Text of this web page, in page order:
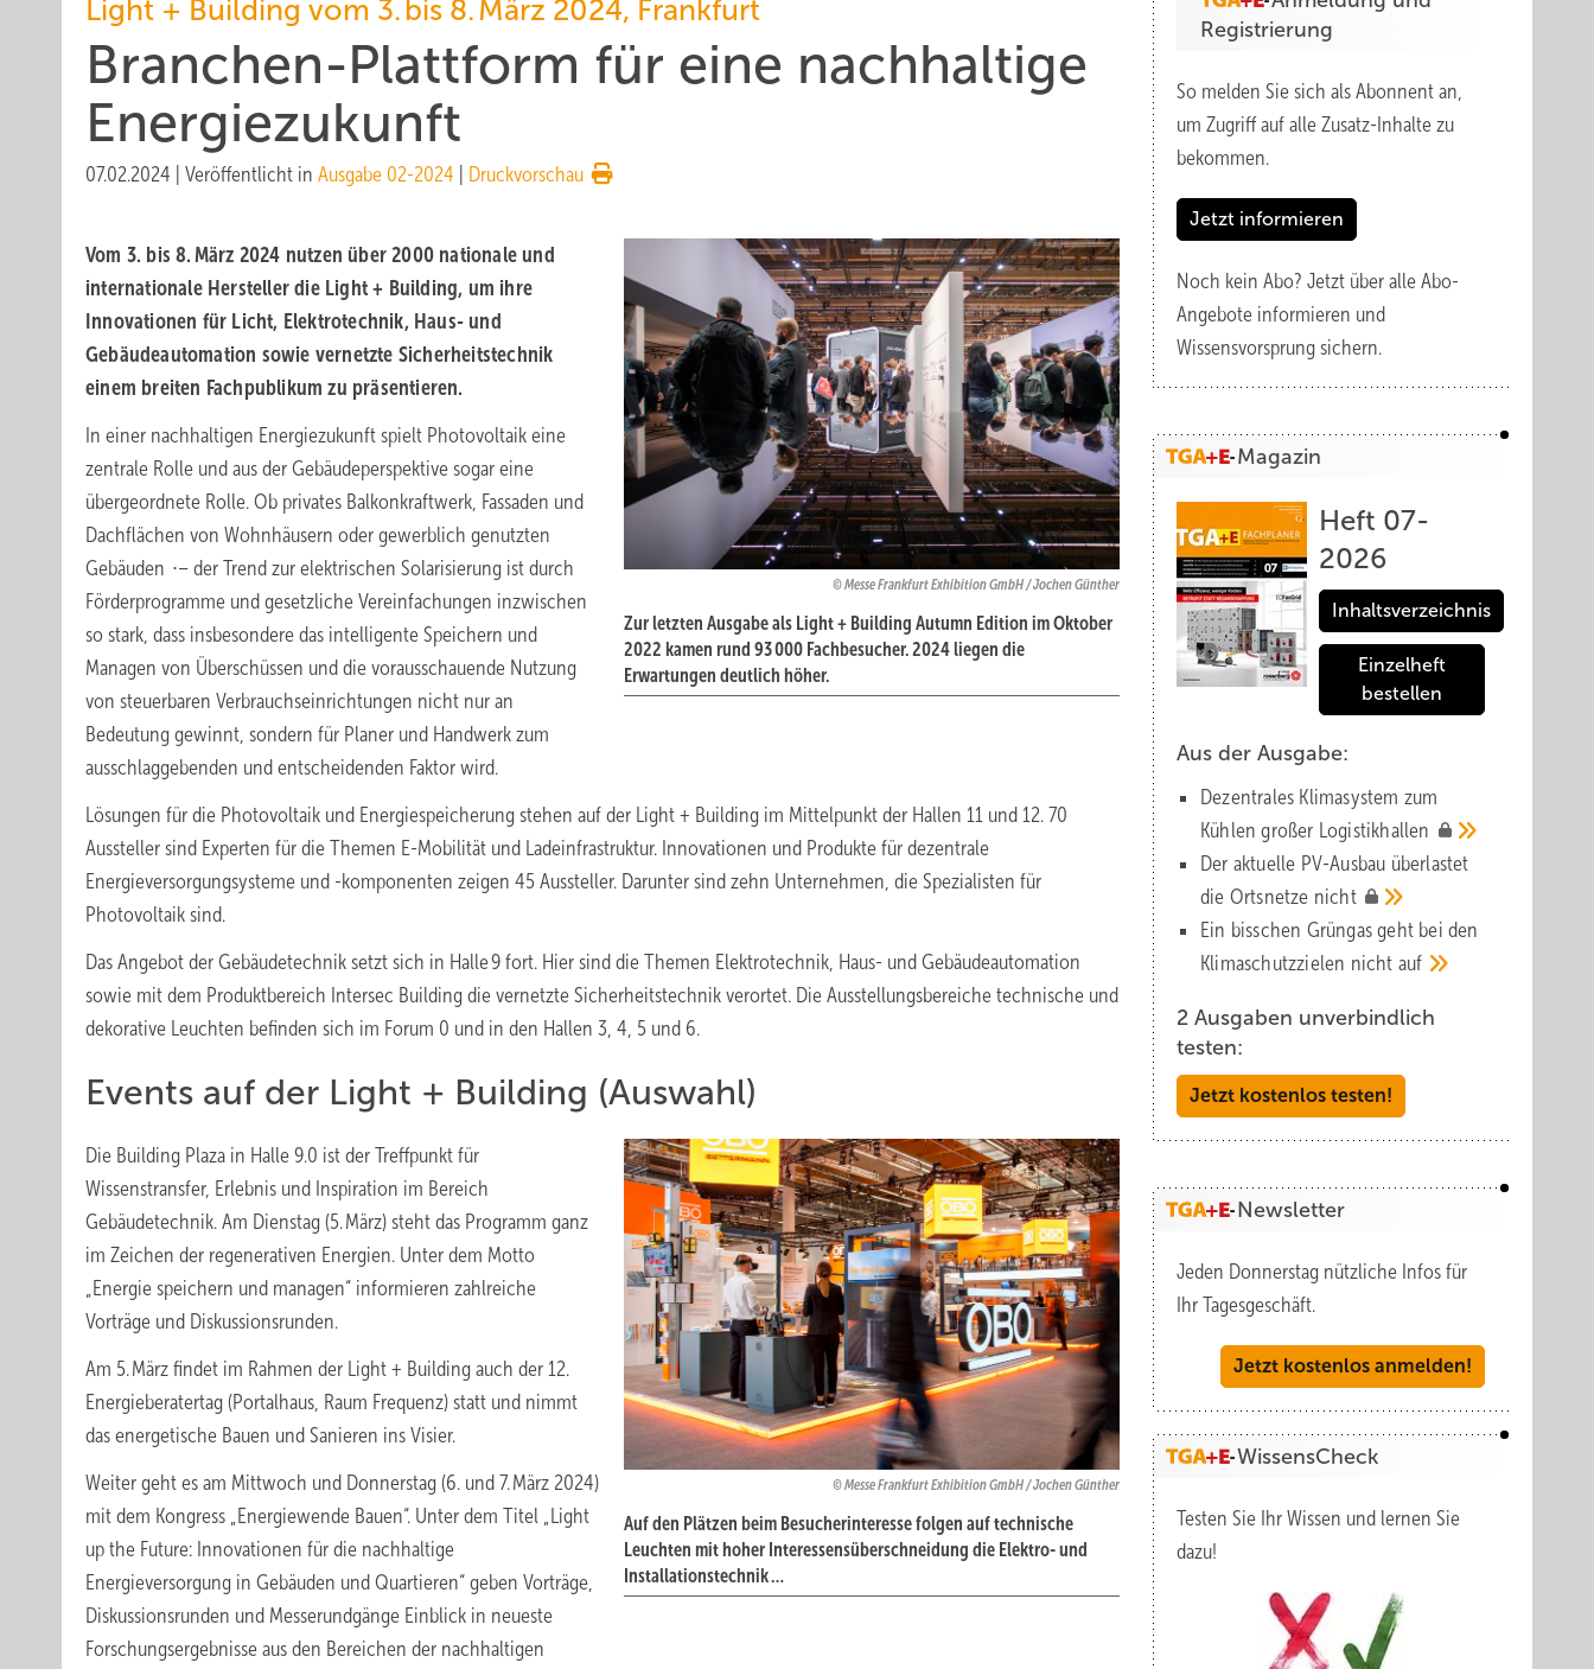
Light + Building vom 3. bis 8. März 2024, Frankfurt
Branchen-Plattform für eine nachhaltige
Energiezukunft
07.02.2024 Veröffentlicht in Ausgabe 02-2024 Druckvorschau
Messe Frankfurt Exhibition GmbH / Jochen Günther
Zur letzten Ausgabe als Light + Building Autumn Edition im Oktober
2022 kamen rund 93 000 Fachbesucher. 2024 liegen die
Erwartungen deutlich höher.
Vom 3. bis 8. März 2024 nutzen über 2000 nationale und
internationale Hersteller die Light + Building, um ihre
Innovationen für Licht, Elektrotechnik, Haus- und
Gebäudeautomation sowie vernetzte Sicherheitstechnik
einem breiten Fachpublikum zu präsentieren.
In einer nachhaltigen Energiezukunft spielt Photovoltaik eine
zentrale Rolle und aus der Gebäudeperspektive sogar eine
übergeordnete Rolle. Ob privates Balkonkraftwerk, Fassaden und
Dachflächen von Wohnhäusern oder gewerblich genutzten
Gebäuden ∙– der Trend zur elektrischen Solarisierung ist durch
Förderprogramme und gesetzliche Vereinfachungen inzwischen
so stark, dass insbesondere das intelligente Speichern und
Managen von Überschüssen und die vorausschauende Nutzung
von steuerbaren Verbrauchseinrichtungen nicht nur an
Bedeutung gewinnt, sondern für Planer und Handwerk zum
ausschlaggebenden und entscheidenden Faktor wird.
Lösungen für die Photovoltaik und Energiespeicherung stehen auf der Light + Building im Mittelpunkt der Hallen 11 und 12. 70
Aussteller sind Experten für die Themen E-Mobilität und Ladeinfrastruktur. Innovationen und Produkte für dezentrale
Energieversorgungsysteme und -komponenten zeigen 45 Aussteller. Darunter sind zehn Unternehmen, die Spezialisten für
Photovoltaik sind.
Das Angebot der Gebäudetechnik setzt sich in Halle 9 fort. Hier sind die Themen Elektrotechnik, Haus- und Gebäudeautomation
sowie mit dem Produktbereich Intersec Building die vernetzte Sicherheitstechnik verortet. Die Ausstellungsbereiche technische und
dekorative Leuchten befinden sich im Forum 0 und in den Hallen 3, 4, 5 und 6.
Events auf der Light + Building (Auswahl)
Messe Frankfurt Exhibition GmbH / Jochen Günther
Auf den Plätzen beim Besucherinteresse folgen auf technische
Leuchten mit hoher Interessensüberschneidung die Elektro- und
Installationstechnik …
Die Building Plaza in Halle 9.0 ist der Treffpunkt für
Wissenstransfer, Erlebnis und Inspiration im Bereich
Gebäudetechnik. Am Dienstag (5. März) steht das Programm ganz
im Zeichen der regenerativen Energien. Unter dem Motto
„Energie speichern und managen“ informieren zahlreiche
Vorträge und Diskussionsrunden.
Am 5. März findet im Rahmen der Light + Building auch der 12.
Energieberatertag (Portalhaus, Raum Frequenz) statt und nimmt
das energetische Bauen und Sanieren ins Visier.
Weiter geht es am Mittwoch und Donnerstag (6. und 7. März 2024)
mit dem Kongress „Energiewende Bauen“. Unter dem Titel „Light
up the Future: Innovationen für die nachhaltige
Energieversorgung in Gebäuden und Quartieren“ geben Vorträge,
Diskussionsrunden und Messerundgänge Einblick in neueste
Forschungsergebnisse aus den Bereichen der nachhaltigen
Registrierung
So melden Sie sich als Abonnent an,
um Zugriff auf alle Zusatz-Inhalte zu
bekommen.
Jetzt informieren
Noch kein Abo? Jetzt über alle Abo-
Angebote informieren und
Wissensvorsprung sichern.
Magazin
Heft 07-
2026
Inhaltsverzeichnis
Einzelheft
bestellen
Aus der Ausgabe:
Dezentrales Klimasystem zum
Kühlen großer Logistik­hallen
Der aktuelle PV-Ausbau über­lastet
die Orts­netze nicht
Ein bisschen Grüngas geht bei den
Klima­schutz­zielen nicht auf
2 Ausgaben unverbindlich
testen:
Jetzt kostenlos testen!
Newsletter
Jeden Donnerstag nützliche Infos für
Ihr Tagesgeschäft.
Jetzt kostenlos anmelden!
WissensCheck
Testen Sie Ihr Wissen und lernen Sie
dazu!